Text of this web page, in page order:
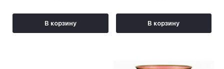
В корзину В корзину